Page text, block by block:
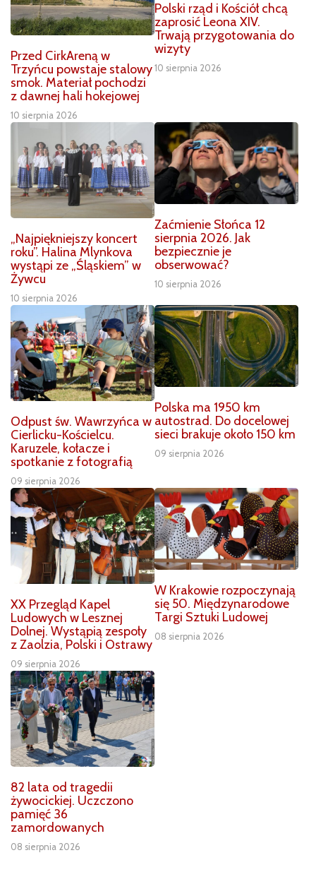
Przed CirkAreną w
Trzyńcu powstaje stalowy
smok. Materiał pochodzi
z dawnej hali hokejowej
10 sierpnia 2026
Polski rząd i Kościół chcą
zaprosić Leona XIV.
Trwają przygotowania do
wizyty
10 sierpnia 2026
„Najpiękniejszy koncert
roku”. Halina Mlynkova
wystąpi ze „Śląskiem” w
Żywcu
10 sierpnia 2026
Zaćmienie Słońca 12
sierpnia 2026. Jak
bezpiecznie je
obserwować?
10 sierpnia 2026
Odpust św. Wawrzyńca w
Cierlicku-Kościelcu.
Karuzele, kołacze i
spotkanie z fotografią
09 sierpnia 2026
Polska ma 1950 km
autostrad. Do docelowej
sieci brakuje około 150 km
09 sierpnia 2026
XX Przegląd Kapel
Ludowych w Lesznej
Dolnej. Wystąpią zespoły
z Zaolzia, Polski i Ostrawy
09 sierpnia 2026
W Krakowie rozpoczynają
się 50. Międzynarodowe
Targi Sztuki Ludowej
08 sierpnia 2026
82 lata od tragedii
żywocickiej. Uczczono
pamięć 36
zamordowanych
08 sierpnia 2026